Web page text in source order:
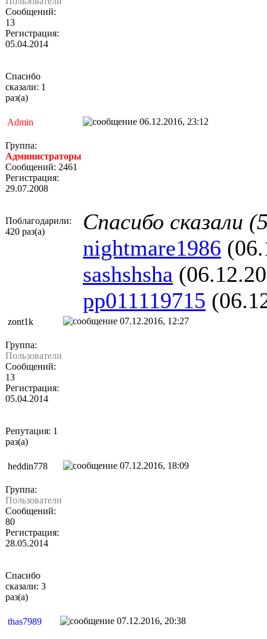
Сообщений:
13
Регистрация:
05.04.2014
Спасибо
сказали: 1
раз(а)
Admin 06.12.2016, 23:12
Группа:
Администраторы
Сообщений: 2461
Регистрация:
29.07.2008
Поблагодарили:
420 раз(а)
Спасибо сказали
nightmare1986
sashshsha
pp011119715
zont1k 07.12.2016, 12:27
Группа:
Пользователи
Сообщений:
13
Регистрация:
05.04.2014
Репутация: 1
раз(а)
heddin778 07.12.2016, 18:09
Группа:
Пользователи
Сообщений:
80
Регистрация:
28.05.2014
Спасибо
сказали: 3
раз(а)
thas7989 07.12.2016, 20:38